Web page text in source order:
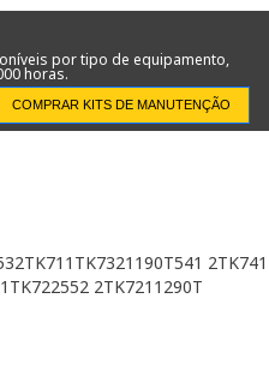
por tipo de equipamento,
horas.
COMPRAR KITS DE MANUTENÇÃO
TK711 TK7321190T541 2TK741
TK722552 2TK721 1290T